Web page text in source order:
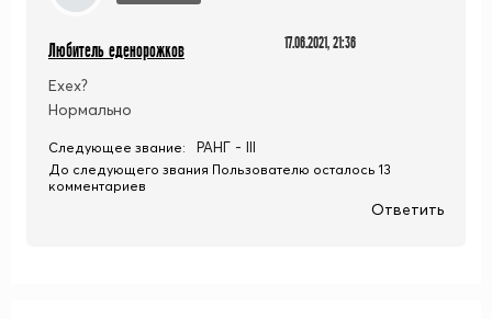
Любитель еденорожков 17.06.2021, 21:36
Ехех?
Нормально
Следующее звание: РАНГ - III
До следующего звания Пользователю осталось 13
комментариев
Ответить